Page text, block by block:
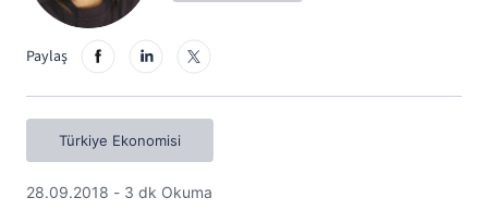
Paylaş
Türkiye Ekonomisi
28.09.2018 - 3 dk Okuma